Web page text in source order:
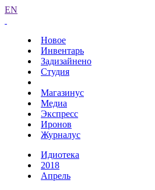
EN
Новое
Инвентарь
Задизайнено
Студия
Магазинус
Медиа
Экспресс
Иронов
Журналус
Идиотека
2018
Апрель